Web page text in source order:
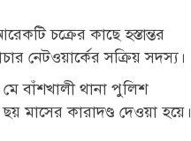
চক্রের কাছে হস্তান্তর
নেটওয়ার্কের সক্রিয় সদস্য।
বাঁশখালী থানা পুলিশ
মাসের কারাদণ্ড দেওয়া হয়ে।